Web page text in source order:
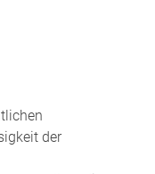
der